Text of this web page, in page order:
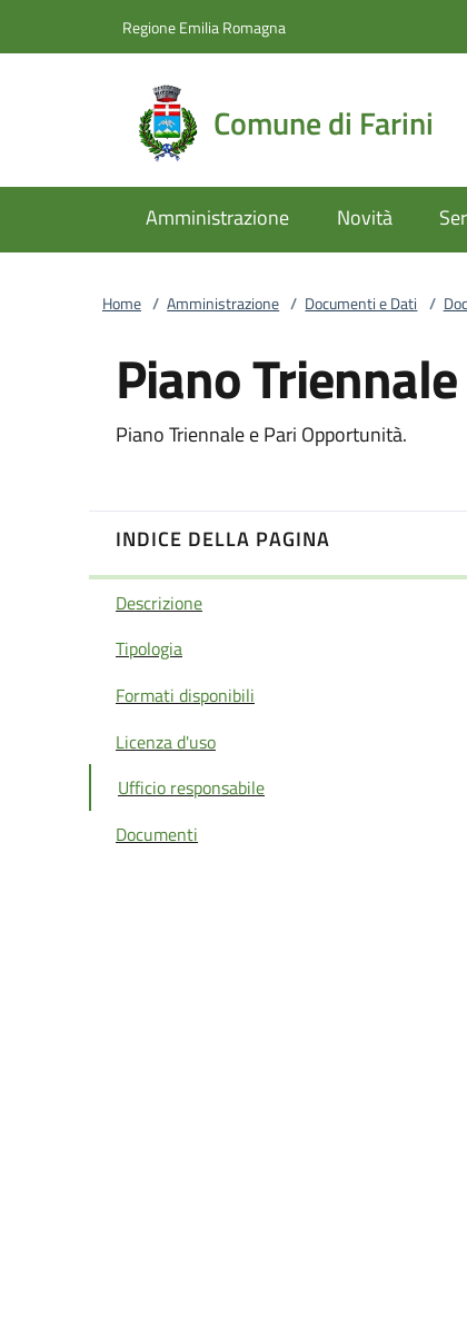
Regione Emilia Romagna
Comune di Farini
Amministrazione Novità
Home / Amministrazione / Documenti e Dati /
Piano
Piano Triennale e Pari Opportunità.
INDICE DELLA PAGINA
Descrizione
Tipologia
Formati disponibili
Licenza d'uso
Ufficio responsabile
Documenti